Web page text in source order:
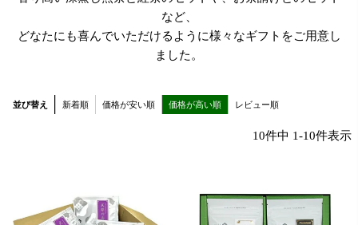
など、
どなたにも喜んでいただけるように様々なギフトをご用意し
ました。
並び替え 新着順 価格が安い順 価格が高い順 レビュー順
10件中 1-10件表示